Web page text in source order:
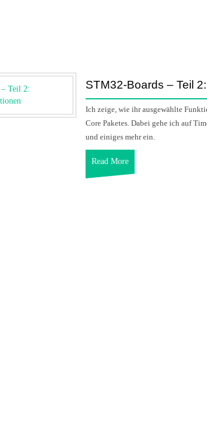
STM32-Boards – Teil
Ich zeige, wie ihr ausgewählte
Core Paketes. Dabei gehe ich auf
und einiges mehr ein.
Read More